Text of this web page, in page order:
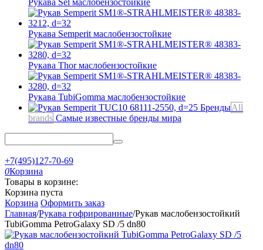
Рукава Sel маслобензостойкие
Рукава Semperit маслобензостойкие
Рукава Thorмаслобензостойкие
Рукава TubiGomma маслобензостойкие
БрендыAll
brands Самые известные бренды мира
+7(495)127-70-69
0Корзина
Товары в корзине:
Корзина пуста
Корзина Оформить заказ
Главная/Рукава гофрированные/Рукав маслобензостойкий
TubiGomma PetroGalaxy SD /5 dn80